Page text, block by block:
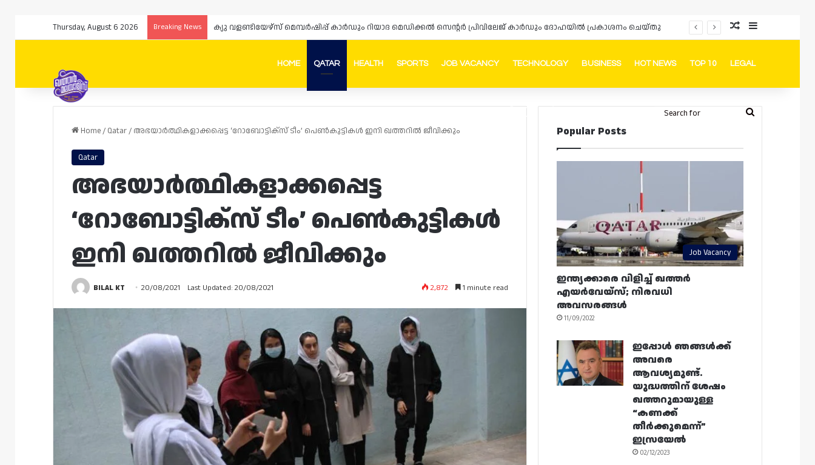
Thursday, August 6 2026 Breaking News Random Article
Sidebar
HOME QATAR HEALTH SPORTS JOB VACANCY TECHNOLOGY BUSINESS HOT NEWS TOP 10 LEGAL
FacebookInstagram
Telegram
Whatsapp Random Article
Switch skin
Search
Home/ Qatar/ അഭയാർത്ഥികളാക്കപ്പെട്ട ‘റോബോട്ടിക്‌സ് ടീം’ പെൺകുട്ടികൾ ഇനി ഖത്തറിൽ ജീവിക്കും
Qatar
അഭയാർത്ഥികളാക്കപ്പെട്ട
‘റോബോട്ടിക്‌സ് ടീം’ പെൺകുട്ടികൾ
ഇനി ഖത്തറിൽ ജീവിക്കും
BILAL KT 20/08/2021 Last Updated: 20/08/2021 2,872 1 minute read
Popular Posts
Job Vacancy
ഇന്ത്യക്കാരെ വിളിച്ച് ഖത്തർ
എയർവേയ്‌സ്; നിരവധി
അവസരങ്ങൾ
11/09/2022
ഇപ്പോൾ ഞങ്ങൾക്ക്
അവരെ
ആവശ്യമുണ്ട്.
യുദ്ധത്തിന് ശേഷം
ഖത്തറുമായുള്ള
“കണക്ക്
തീർക്കുമെന്ന്”
ഇസ്രയേൽ
02/12/2023